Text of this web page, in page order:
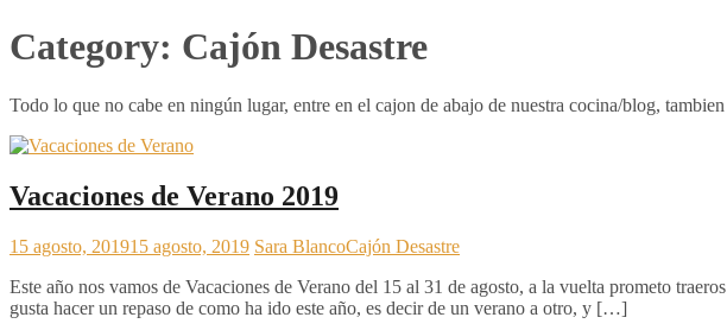
Category: Cajón Desastre
Todo lo que no cabe en ningún lugar, entre en el cajon de abajo de nuestra cocina/blog,
Vacaciones de Verano 2019
15 agosto, 201915 agosto, 2019 Sara BlancoCajón Desastre
Este año nos vamos de Vacaciones de Verano del 15 al 31 de agosto, a la vuelta prometo
gusta hacer un repaso de como ha ido este año, es decir de un verano a otro, y […]